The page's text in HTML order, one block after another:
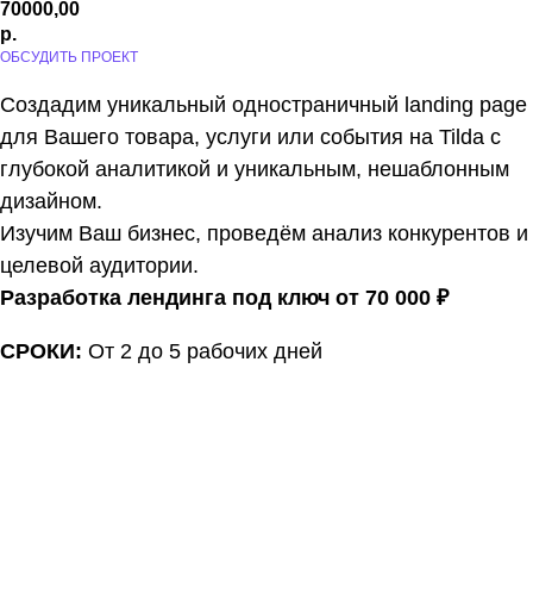
70000,00
р.
ОБСУДИТЬ ПРОЕКТ
Создадим уникальный одностраничный landing page
для Вашего товара, услуги или события на Tilda с
глубокой аналитикой и уникальным, нешаблонным
дизайном.
Изучим Ваш бизнес, проведём анализ конкурентов и
целевой аудитории.
Разработка лендинга под ключ от 70 000 ₽
СРОКИ: От 2 до 5 рабочих дней